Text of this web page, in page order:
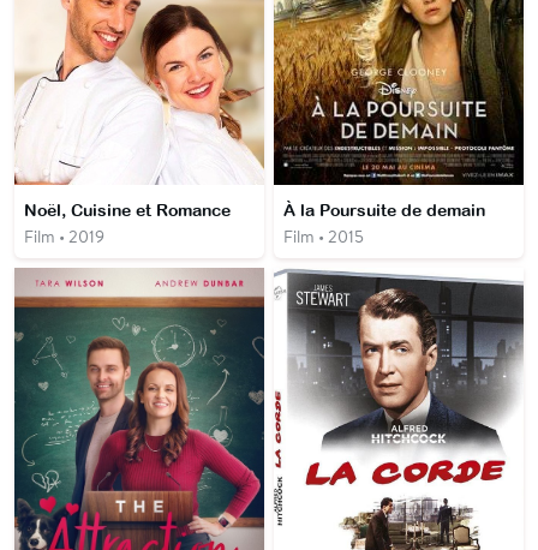
Noël, Cuisine et Romance
Film • 2019
À la Poursuite de demain
Film • 2015